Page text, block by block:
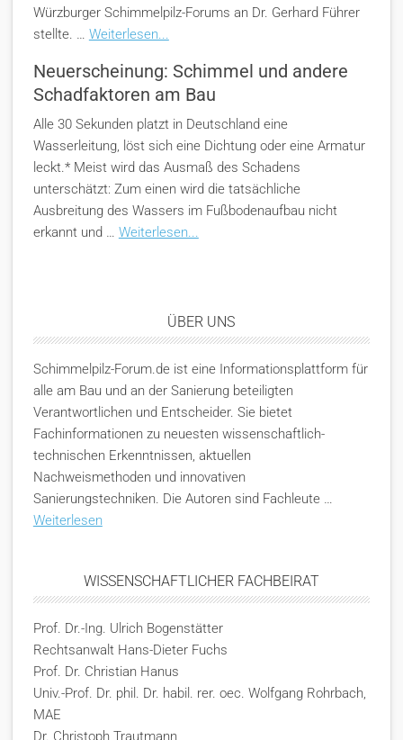
Würzburger Schimmelpilz-Forums an Dr. Gerhard Führer
stellte. … Weiterlesen...
Neuerscheinung: Schimmel und andere
Schadfaktoren am Bau
Alle 30 Sekunden platzt in Deutschland eine
Wasserleitung, löst sich eine Dichtung oder eine Armatur
leckt.* Meist wird das Ausmaß des Schadens
unterschätzt: Zum einen wird die tatsächliche
Ausbreitung des Wassers im Fußbodenaufbau nicht
erkannt und … Weiterlesen...
ÜBER UNS
Schimmelpilz-Forum.de ist eine Informationsplattform für
alle am Bau und an der Sanierung beteiligten
Verantwortlichen und Entscheider. Sie bietet
Fachinformationen zu neuesten wissenschaftlich-
technischen Erkenntnissen, aktuellen
Nachweismethoden und innovativen
Sanierungstechniken. Die Autoren sind Fachleute …
Weiterlesen
WISSENSCHAFTLICHER FACHBEIRAT
Prof. Dr.-Ing. Ulrich Bogenstätter
Rechtsanwalt Hans-Dieter Fuchs
Prof. Dr. Christian Hanus
Univ.-Prof. Dr. phil. Dr. habil. rer. oec. Wolfgang Rohrbach,
MAE
Dr. Christoph Trautmann